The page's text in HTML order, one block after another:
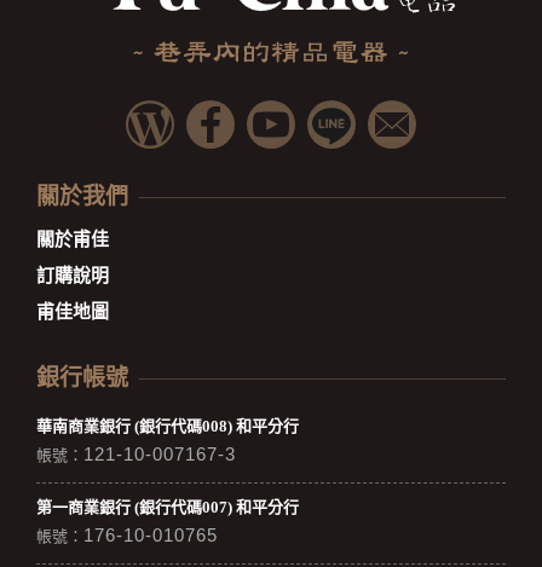
關於我們
關於甫佳
訂購說明
甫佳地圖
銀行帳號
華南商業銀行 (銀行代碼008) 和平分行
帳號： 121-10-007167-3
第一商業銀行 (銀行代碼007) 和平分行
帳號： 176-10-010765